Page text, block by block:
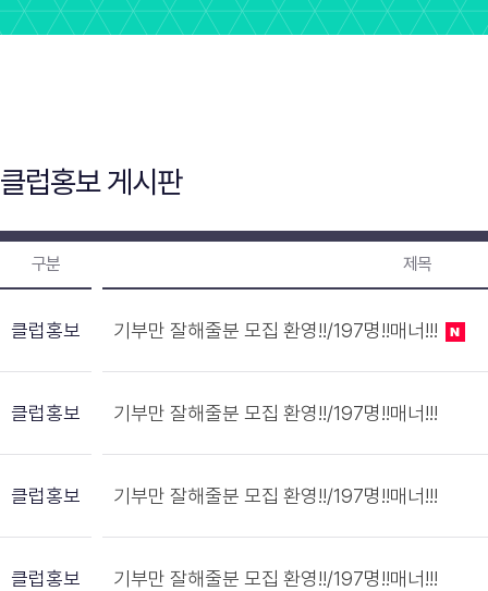
클럽홍보 게시판
구분 제목
클럽홍보 기부만 잘해줄분 모집 환영!!/197명!!매너!!!
클럽홍보 기부만 잘해줄분 모집 환영!!/197명!!매너!!!
클럽홍보 기부만 잘해줄분 모집 환영!!/197명!!매너!!!
클럽홍보 기부만 잘해줄분 모집 환영!!/197명!!매너!!!